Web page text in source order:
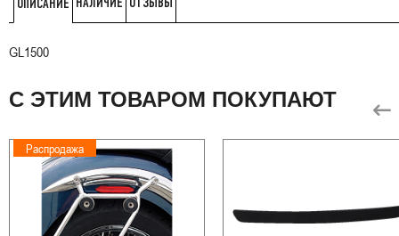
ОПИСАНИЕ НАЛИЧИЕ ОТЗЫВЫ
GL1500
С ЭТИМ ТОВАРОМ ПОКУПАЮТ
Распродажа